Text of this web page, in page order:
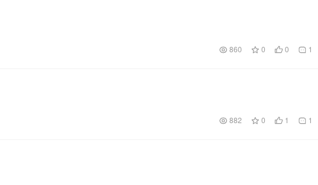
860 0 0 1
882 0 1 1